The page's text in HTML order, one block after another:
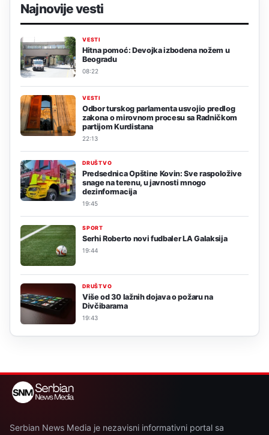
Najnovije vesti
VESTI
Hitna pomoć: Devojka izbodena nožem u
Beogradu
08:22
VESTI
Odbor turskog parlamenta usvojio predlog
zakona o mirovnom procesu sa Radničkom
partijom Kurdistana
22:13
DRUŠTVO
Predsednica Opštine Kovin: Sve raspoložive
snage na terenu, u javnosti mnogo
dezinformacija
19:45
SPORT
Serhi Roberto novi fudbaler LA Galaksija
19:44
DRUŠTVO
Više od 30 lažnih dojava o požaru na
Divčibarama
19:43
Serbian News Media je nezavisni informativni portal sa